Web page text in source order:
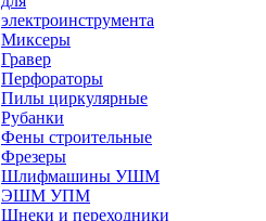
электроинструмента
Миксеры
Гравер
Перфораторы
Пилы циркулярные
Рубанки
Фены строительные
Фрезеры
Шлифмашины УШМ
ЭШМ УПМ
Шнеки и переходники